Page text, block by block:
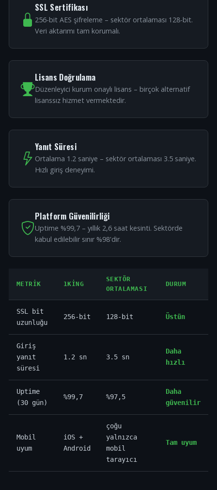
SSL Sertifikası
256-bit AES şifreleme – sektör ortalaması 128-bit.
Veri aktarımı tam korumalı.
Lisans Doğrulama
Düzenleyici kurum onaylı lisans – birçok alternatif
lisanssız hizmet vermektedir.
Yanıt Süresi
Ortalama 1.2 saniye – sektör ortalaması 3.5 saniye.
Hızlı giriş deneyimi.
Platform Güvenilirliği
Uptime %99,7 – yıllık 2,6 saat kesinti. Sektörde
kabul edilebilir sınır %98'dir.
METRIK 1KING
SEKTÖR
ORTALAMASI
DURUM
SSL bit
uzunluğu
256-bit 128-bit Üstün
Giriş
yanıt
süresi
1.2 sn 3.5 sn
Daha
hızlı
Uptime
(30 gün)
%99,7 %97,5
Daha
güvenilir
Mobil
uyum
iOS +
Android
çoğu
yalnızca
mobil
tarayıcı
Tam uyum